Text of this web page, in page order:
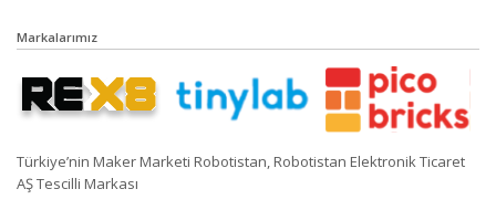
Markalarımız
Türkiye’nin Maker Marketi Robotistan, Robotistan Elektronik Ticaret
AŞ Tescilli Markası